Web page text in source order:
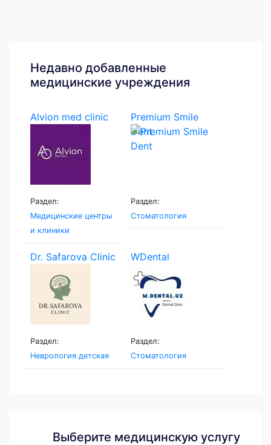
Недавно добавленные
медицинские учреждения
Alvion med clinic
Раздел:
Медицинские центры
и клиники
Premium Smile
Dent
Раздел:
Стоматология
Dr. Safarova Clinic
Раздел:
Неврология детская
WDental
Раздел:
Стоматология
Выберите медицинскую услугу